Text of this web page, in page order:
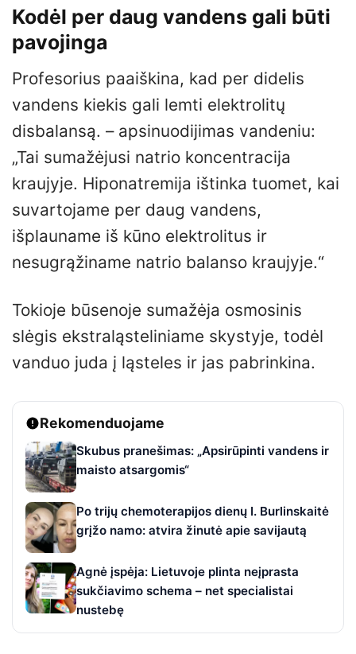
Kodėl per daug vandens gali būti
pavojinga
Profesorius paaiškina, kad per didelis
vandens kiekis gali lemti elektrolitų
disbalansą. – apsinuodijimas vandeniu:
„Tai sumažėjusi natrio koncentracija
kraujyje. Hiponatremija ištinka tuomet, kai
suvartojame per daug vandens,
išplauname iš kūno elektrolitus ir
nesugrąžiname natrio balanso kraujyje.“
Tokioje būsenoje sumažėja osmosinis
slėgis ekstraląsteliniame skystyje, todėl
vanduo juda į ląsteles ir jas pabrinkina.
Rekomenduojame
Skubus pranešimas: „Apsirūpinti vandens ir
maisto atsargomis“
Po trijų chemoterapijos dienų I. Burlinskaitė
grįžo namo: atvira žinutė apie savijautą
Agnė įspėja: Lietuvoje plinta neįprasta
sukčiavimo schema – net specialistai
nustebę